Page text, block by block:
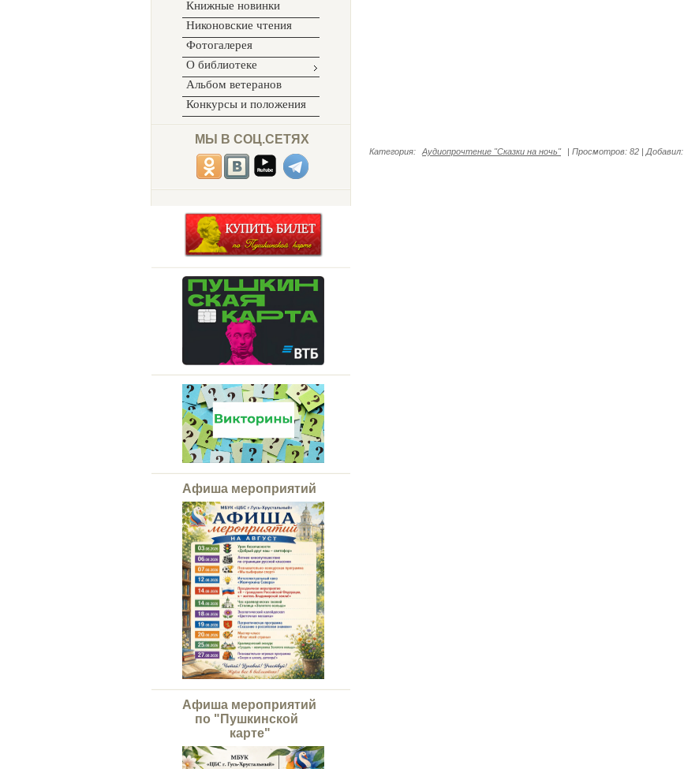
Книжные новинки
Никоновские чтения
Фотогалерея
О библиотеке
Альбом ветеранов
Конкурсы и положения
МЫ В СОЦ.СЕТЯХ
Афиша мероприятий
Афиша мероприятий
по "Пушкинской
карте"
Категория: Аудиопрочтение "Сказки на ночь" | Просмотров: 82 | Добавил: